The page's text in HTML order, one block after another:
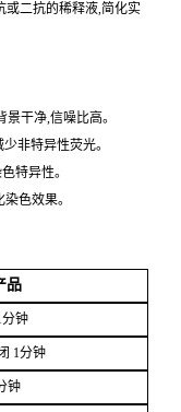
或二抗的稀释液,简化实
景干净,信噪比高。
非特异性荧光。
特异性。
色效果。
品
分钟
1分钟
钟